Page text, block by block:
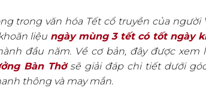
trong văn hóa Tết cổ truyền của người
liệu ngày mùng 3 tết có tốt ngày
đầu năm. Về cơ bản, đây được xem
Bàn Thờsẽ giải đáp chi tiết dưới
thông và may mắn.